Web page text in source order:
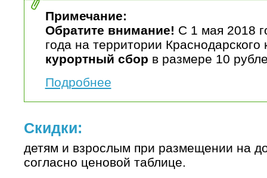
Примечание:
Обратите внимание! С 1 мая 2018
года на территории Краснодарского
курортный сбор в размере 10
Подробнее
Скидки:
детям и взрослым при размещении на
согласно ценовой таблице.